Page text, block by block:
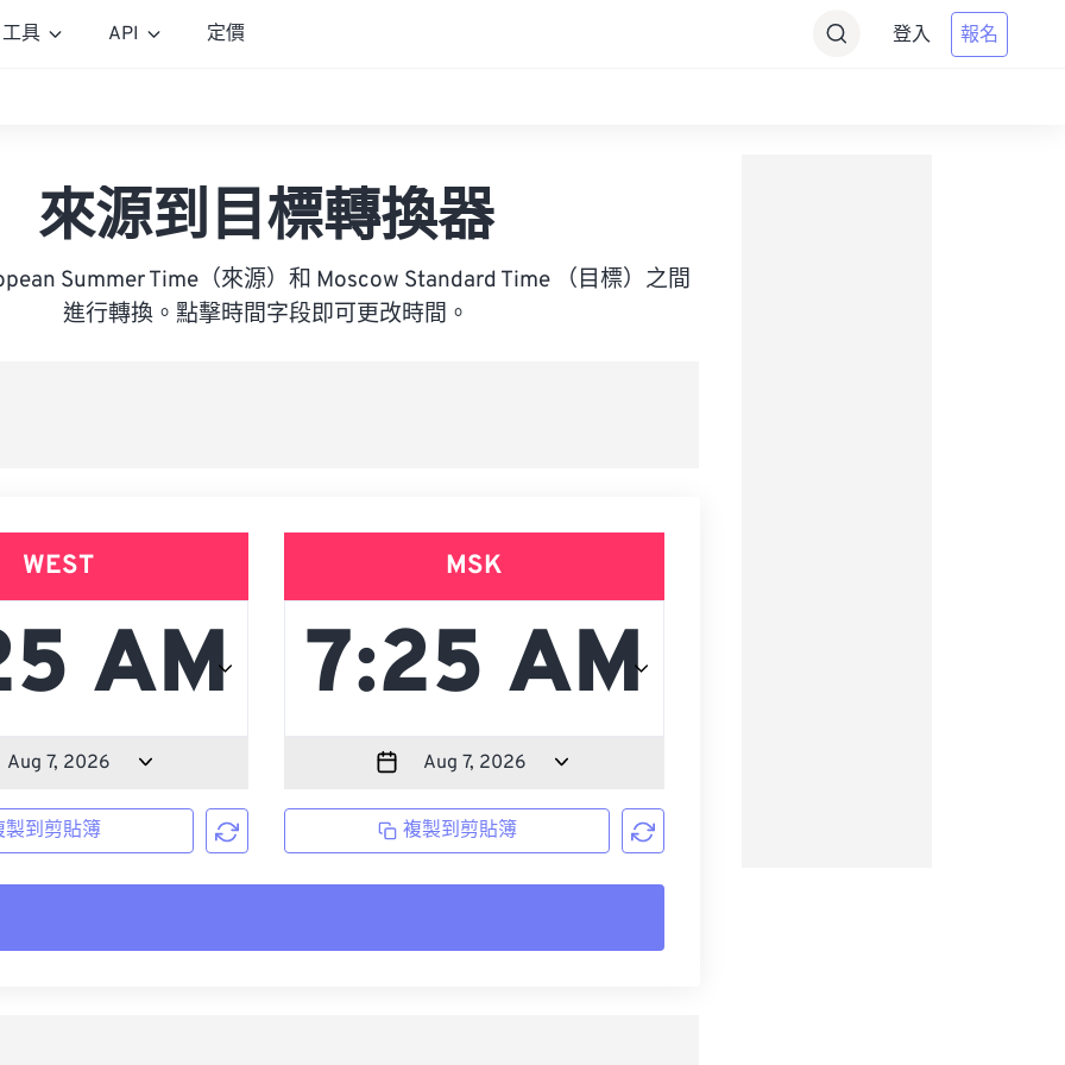
工具 API 定價 登入 報名
來源到目標轉換器
Summer Time（來源）和 Moscow Standard Time （目標）之間
進行轉換。點擊時間字段即可更改時間。
WEST
製到剪貼簿
MSK
複製到剪貼簿